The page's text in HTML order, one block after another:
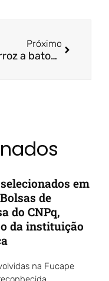
Próximo
De arroz a batom: febre da marca própria invade farmácias e supermercados | Noroeste News
em
de
do CNPq,
da instituição
na Fucape